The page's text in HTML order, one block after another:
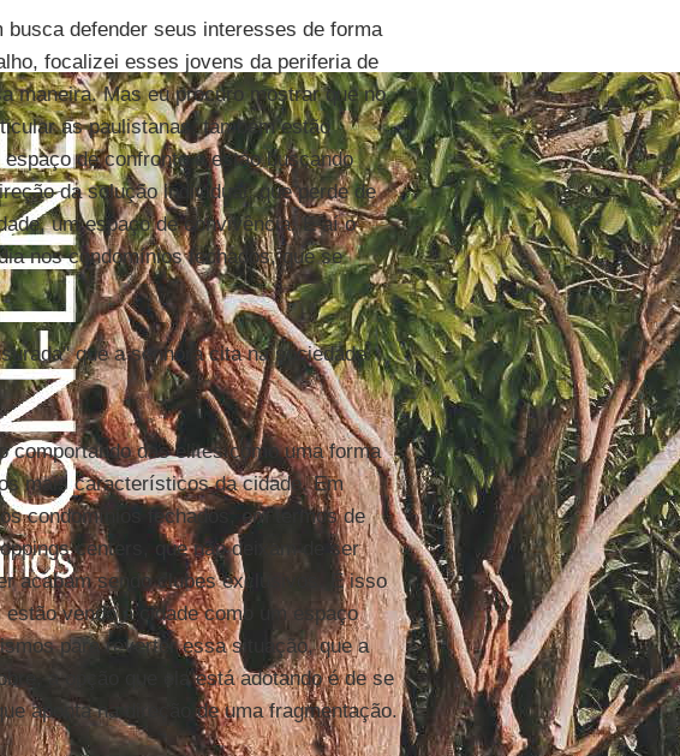
defender seus interesses de forma
focalizei esses jovens da periferia de
maneira. Mas eu procuro mostrar que no
as paulistanas, também estão
de confronto e estão buscando
da solução individual, que perde de
um espaço de convivência. E aí o
nos condomínios fechados, que se
que a senhora cita na sociedade
comportando das elites como uma forma
mais característicos da cidade. Em
condomínios fechados, em termos de
centers, que não deixam de ser
acabam sendo clubes exclusivos. É isso
vendo a cidade como um espaço
para reverter essa situação, que a
a opção que ela está adotando é de se
aponta na direção de uma fragmentação.